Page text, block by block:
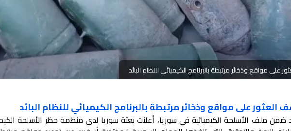
على مواقع وذخائر مرتبطة بالبرنامج الكيميائي للنظام البائد
على مواقع وذخائر مرتبطة بالبرنامج الكيميائي للنظام البائد
ملف الأسلحة الكيميائية في سوريا، أعلنت بعثة سوريا لدى منظمة حظر الأسلحة